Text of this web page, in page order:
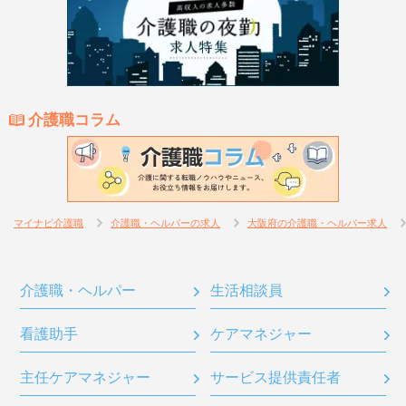
介護職コラム
マイナビ介護職 介護職・ヘルパーの求人 大阪府の介護職・ヘルパー求人
介護職・ヘルパー 生活相談員
看護助手 ケアマネジャー
主任ケアマネジャー サービス提供責任者